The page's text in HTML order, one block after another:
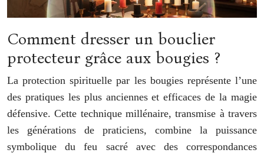
Comment dresser un bouclier
protecteur grâce aux bougies ?
La protection spirituelle par les bougies représente l’une
des pratiques les plus anciennes et efficaces de la magie
défensive. Cette technique millénaire, transmise à travers
les générations de praticiens, combine la puissance
symbolique du feu sacré avec des correspondances